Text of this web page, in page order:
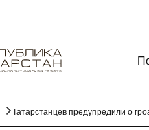
Татарстанцев предупредили о